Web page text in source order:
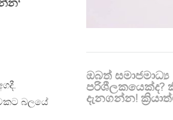
‘
බලයේ
ඔබත් සමාජමාධ්‍ය
පරිශීලකයෙක්ද?
දැනගන්න!